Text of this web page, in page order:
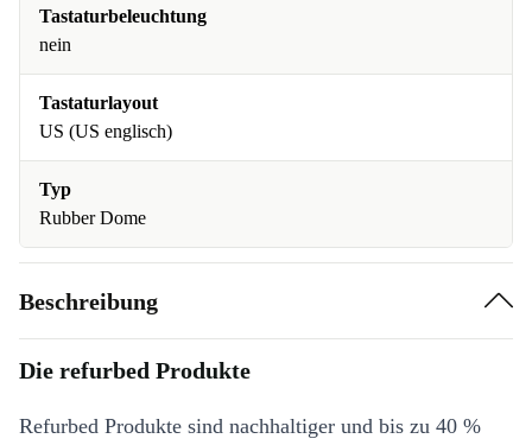
Tastaturbeleuchtung
nein
Tastaturlayout
US (US englisch)
Typ
Rubber Dome
Beschreibung
Die refurbed Produkte
Refurbed Produkte sind nachhaltiger und bis zu 40 %